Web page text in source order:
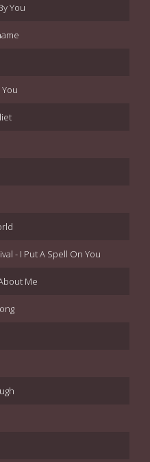
You
- I Put A Spell On You
Me